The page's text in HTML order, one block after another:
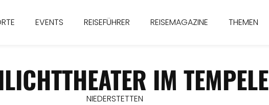
EVENTS REISEFÜHRER REISEMAGAZINE THEMEN
IM TEMPELE
NIEDERSTETTEN